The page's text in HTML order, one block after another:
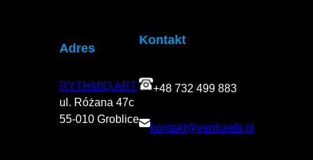
Adres
RYTHMIQ.ART
ul. Różana 47c
55-010 Groblice
Kontakt
+48 732 499 883
kontakt@venturelli.pl